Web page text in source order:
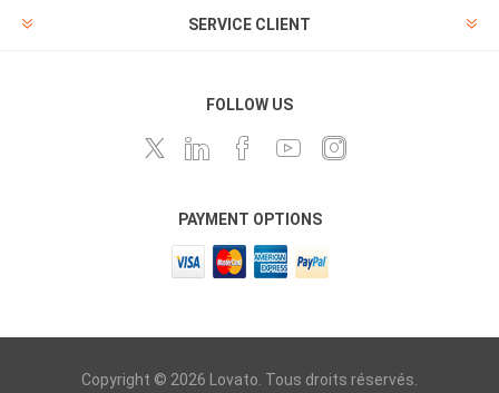
SERVICE CLIENT
FOLLOW US
PAYMENT OPTIONS
Copyright © 2026 Lovato. Tous droits réservés.